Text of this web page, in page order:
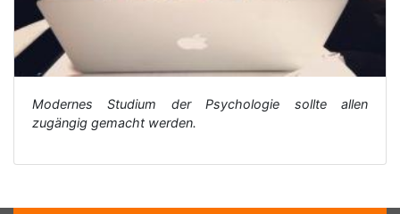
Modernes Studium der Psychologie sollte allen
zugängig gemacht werden.